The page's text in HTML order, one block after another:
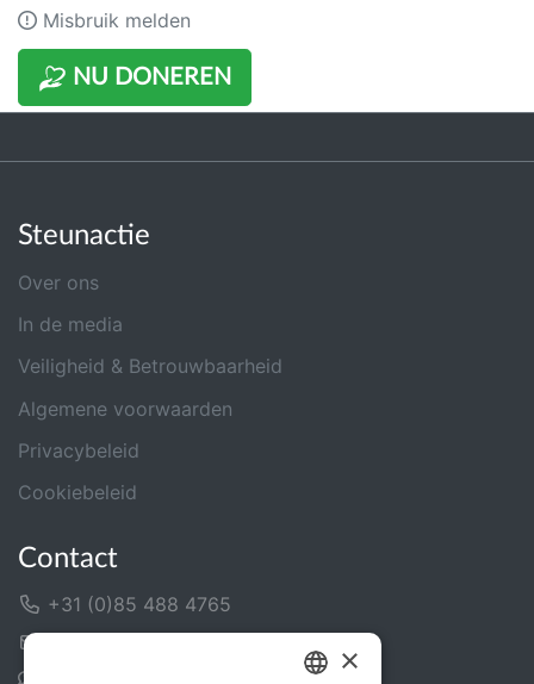
NU DONEREN
Misbruik melden
Steunactie
Over ons
In de media
Veiligheid & Betrouwbaarheid
Algemene voorwaarden
Privacybeleid
Cookiebeleid
Contact
+31 (0)85 488 4765
×